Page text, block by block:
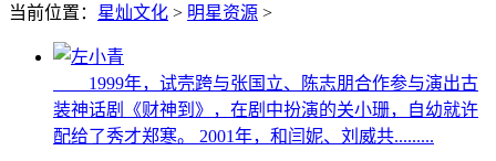
当前位置： 星灿文化 > 明星资源 >
1999年，试壳跨与张国立、陈志朋合作参与演出古
装神话剧《财神到》，在剧中扮演的关小珊，自幼就许
配给了秀才郑寒。 2001年，和闫妮、刘威共.........